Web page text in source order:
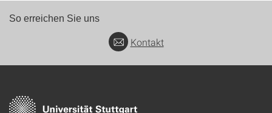
So erreichen Sie uns
Kontakt